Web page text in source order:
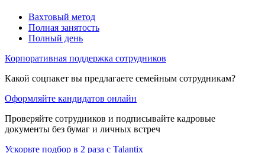
Вахтовый метод
Полная занятость
Полный день
Корпоративная поддержка сотрудников
Какой соцпакет вы предлагаете семейным сотрудникам?
Оформляйте кандидатов онлайн
Проверяйте сотрудников и подписывайте кадровые
документы без бумаг и личных встреч
Ускорьте подбор в 2 раза с Talantix